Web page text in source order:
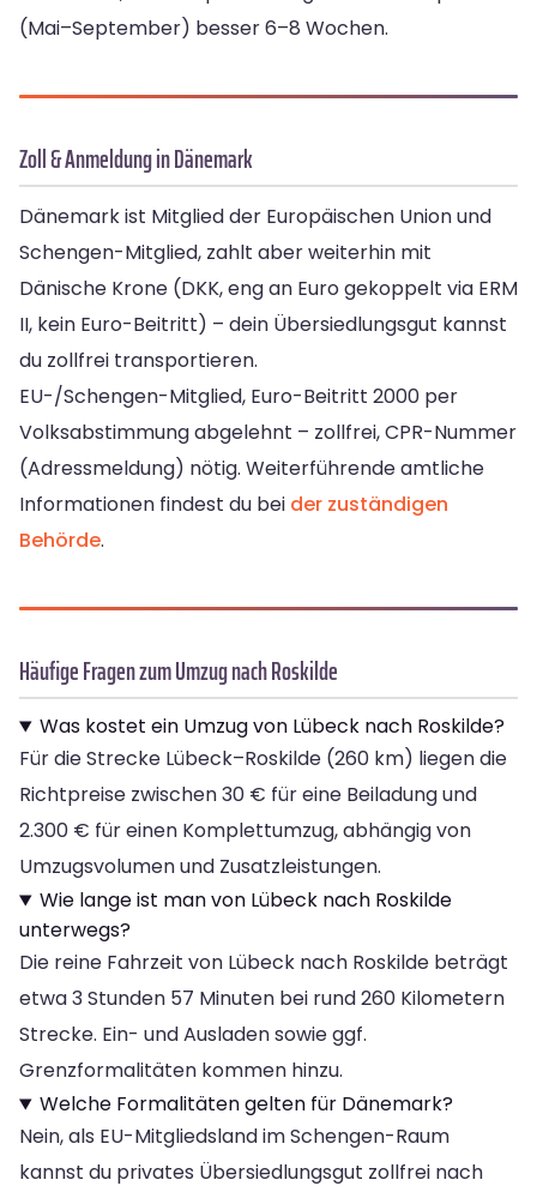
(Mai–September) besser 6–8 Wochen.
Zoll & Anmeldung in Dänemark
Dänemark ist Mitglied der Europäischen Union und
Schengen-Mitglied, zahlt aber weiterhin mit
Dänische Krone (DKK, eng an Euro gekoppelt via ERM
II, kein Euro-Beitritt) – dein Übersiedlungsgut kannst
du zollfrei transportieren.
EU-/Schengen-Mitglied, Euro-Beitritt 2000 per
Volksabstimmung abgelehnt – zollfrei, CPR-Nummer
(Adressmeldung) nötig. Weiterführende amtliche
Informationen findest du bei der zuständigen
Behörde.
Häufige Fragen zum Umzug nach Roskilde
Was kostet ein Umzug von Lübeck nach Roskilde?
Für die Strecke Lübeck–Roskilde (260 km) liegen die
Richtpreise zwischen 30 € für eine Beiladung und
2.300 € für einen Komplettumzug, abhängig von
Umzugsvolumen und Zusatzleistungen.
Wie lange ist man von Lübeck nach Roskilde
unterwegs?
Die reine Fahrzeit von Lübeck nach Roskilde beträgt
etwa 3 Stunden 57 Minuten bei rund 260 Kilometern
Strecke. Ein- und Ausladen sowie ggf.
Grenzformalitäten kommen hinzu.
Welche Formalitäten gelten für Dänemark?
Nein, als EU-Mitgliedsland im Schengen-Raum
kannst du privates Übersiedlungsgut zollfrei nach